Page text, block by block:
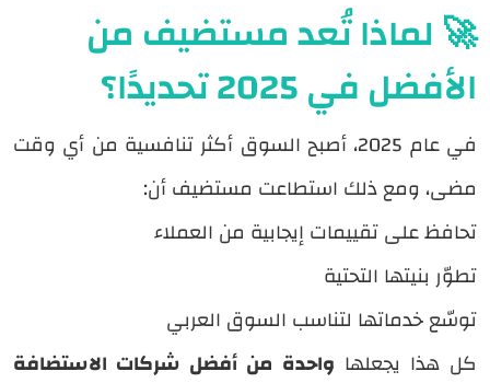
🚀 لماذا تُعد مستضيف من
الأفضل في 2025 تحديدًا؟
في عام 2025، أصبح السوق أكثر تنافسية من أي وقت
مضى، ومع ذلك استطاعت مستضيف أن:
تحافظ على تقييمات إيجابية من العملاء
تطوّر بنيتها التحتية
توسّع خدماتها لتناسب السوق العربي
كل هذا يجعلها واحدة من أفضل شركات الاستضافة